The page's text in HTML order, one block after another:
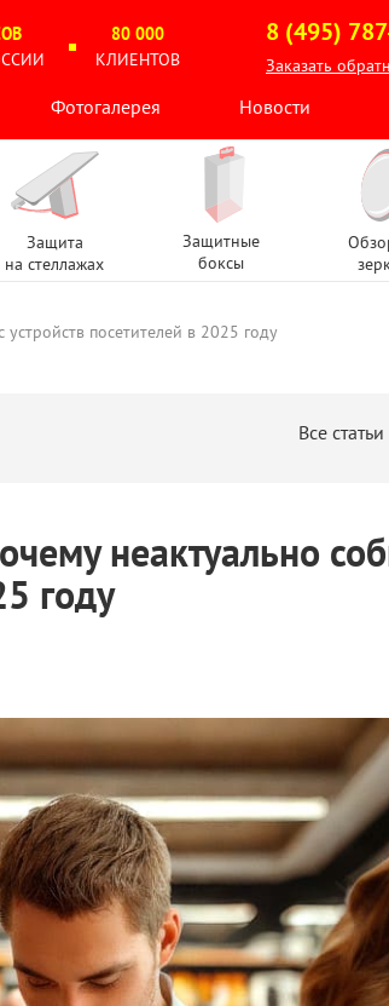
80 000
КЛИЕНТОВ
8 (495)
Заказать
Фотогалерея Новости
Защита
на стеллажах
Защитные
боксы
посетителей в 2025 году
Все статьи
неактуально
году